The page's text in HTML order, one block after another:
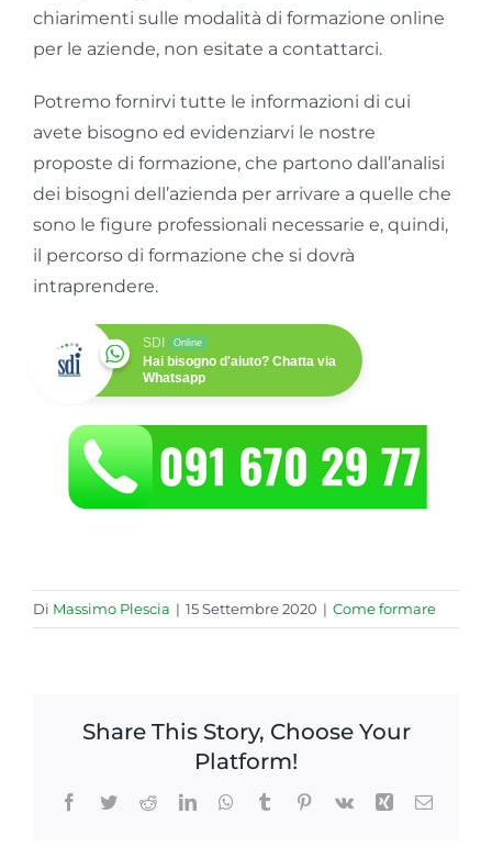
chiarimenti sulle modalità di formazione online
per le aziende, non esitate a contattarci.
Potremo fornirvi tutte le informazioni di cui
avete bisogno ed evidenziarvi le nostre
proposte di formazione, che partono dall’analisi
dei bisogni dell’azienda per arrivare a quelle che
sono le figure professionali necessarie e, quindi,
il percorso di formazione che si dovrà
intraprendere.
SDI Online
Hai bisogno d'aiuto? Chatta via
Whatsapp
Di Massimo Plescia | 15 Settembre 2020 | Come formare
Share This Story, Choose Your
Platform!
Facebook
TwitterRedditLinkedInWhatsApp
TumblrPinterest
Vk Xing Email